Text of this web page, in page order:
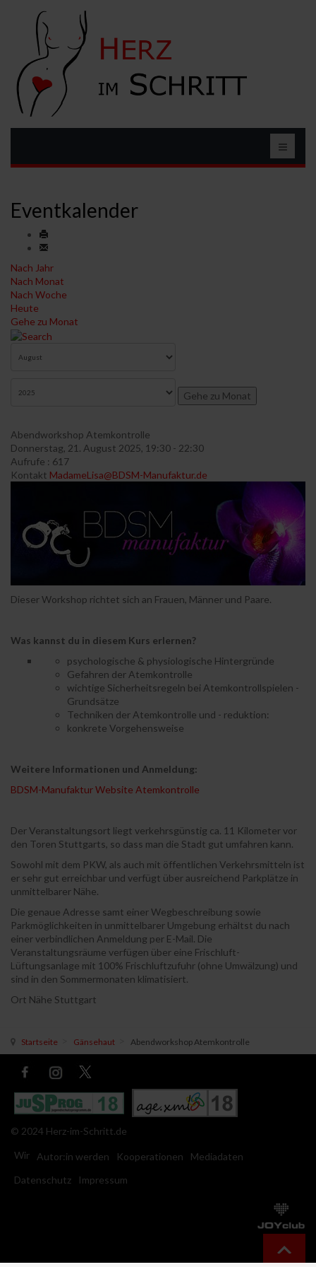
Eventkalender
Nach Jahr
Nach Monat
Nach Woche
Heute
Gehe zu Monat
Gehe zu Monat
Abendworkshop Atemkontrolle
Donnerstag, 21. August 2025, 19:30 - 22:30
Aufrufe : 617
Kontakt MadameLisa@BDSM-Manufaktur.de
Dieser Workshop richtet sich an Frauen, Männer und Paare.
Was kannst du in diesem Kurs erlernen?
psychologische & physiologische Hintergründe
Gefahren der Atemkontrolle
wichtige Sicherheitsregeln bei Atemkontrollspielen -
Grundsätze
Techniken der Atemkontrolle und - reduktion:
konkrete Vorgehensweise
Weitere Informationen und Anmeldung:
BDSM-Manufaktur Website Atemkontrolle
Der Veranstaltungsort liegt verkehrsgünstig ca. 11 Kilometer vor
den Toren Stuttgarts, so dass man die Stadt gut umfahren kann.
Sowohl mit dem PKW, als auch mit öffentlichen Verkehrsmitteln ist
er sehr gut erreichbar und verfügt über ausreichend Parkplätze in
unmittelbarer Nähe.
Die genaue Adresse samt einer Wegbeschreibung sowie
Parkmöglichkeiten in unmittelbarer Umgebung erhältst du nach
einer verbindlichen Anmeldung per E-Mail. Die
Veranstaltungsräume verfügen über eine Frischluft-
Lüftungsanlage mit 100% Frischluftzufuhr (ohne Umwälzung) und
sind in den Sommermonaten klimatisiert.
Ort Nähe Stuttgart
Startseite Gänsehaut Abendworkshop Atemkontrolle
© 2024 Herz-im-Schritt.de
Wir Autor:in werden Kooperationen
Mediadaten
Datenschutz
Impressum